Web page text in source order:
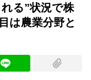
る”状況で株
は農業分野と